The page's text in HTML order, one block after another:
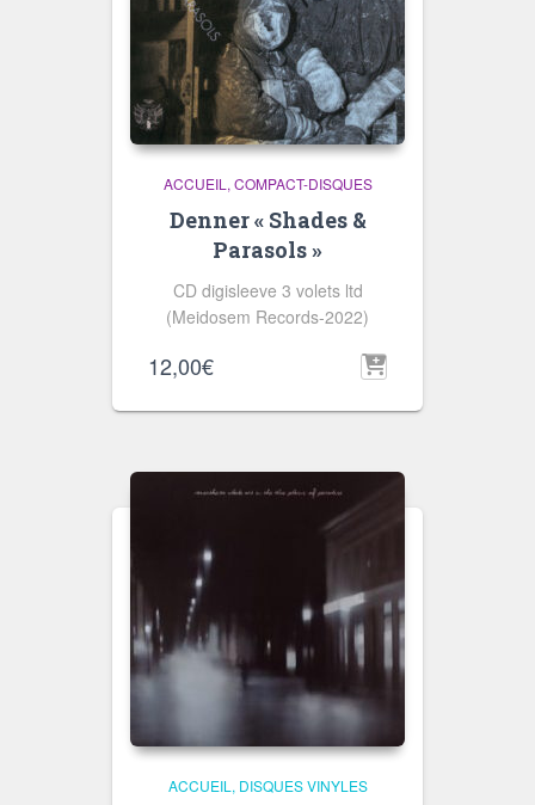
ACCUEIL COMPACT-DISQUES
Denner « Shades &
Parasols »
CD digisleeve 3 volets ltd
(Meidosem Records-2022)
12,00€
ACCUEIL DISQUES VINYLES